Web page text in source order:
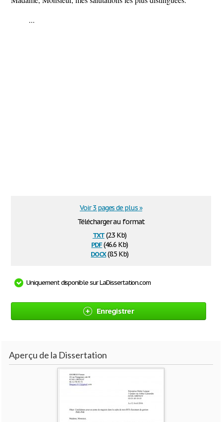
...
Télécharger au format
txt(2.3 Kb)
pdf(46.6 Kb)
docx(8.5 Kb)
Voir 3 pages de plus »
Uniquement disponible sur LaDissertation.com
Enregistrer
Aperçu de la Dissertation